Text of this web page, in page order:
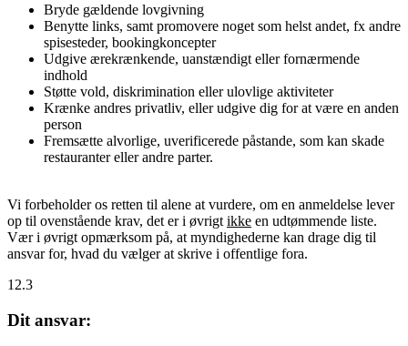
Bryde gældende lovgivning
Benytte links, samt promovere noget som helst andet, fx andre
spisesteder, bookingkoncepter
Udgive ærekrænkende, uanstændigt eller fornærmende
indhold
Støtte vold, diskrimination eller ulovlige aktiviteter
Krænke andres privatliv, eller udgive dig for at være en anden
person
Fremsætte alvorlige, uverificerede påstande, som kan skade
restauranter eller andre parter.
Vi forbeholder os retten til alene at vurdere, om en anmeldelse lever
op til ovenstående krav, det er i øvrigt ikke en udtømmende liste.
Vær i øvrigt opmærksom på, at myndighederne kan drage dig til
ansvar for, hvad du vælger at skrive i offentlige fora.
12.3
Dit ansvar: